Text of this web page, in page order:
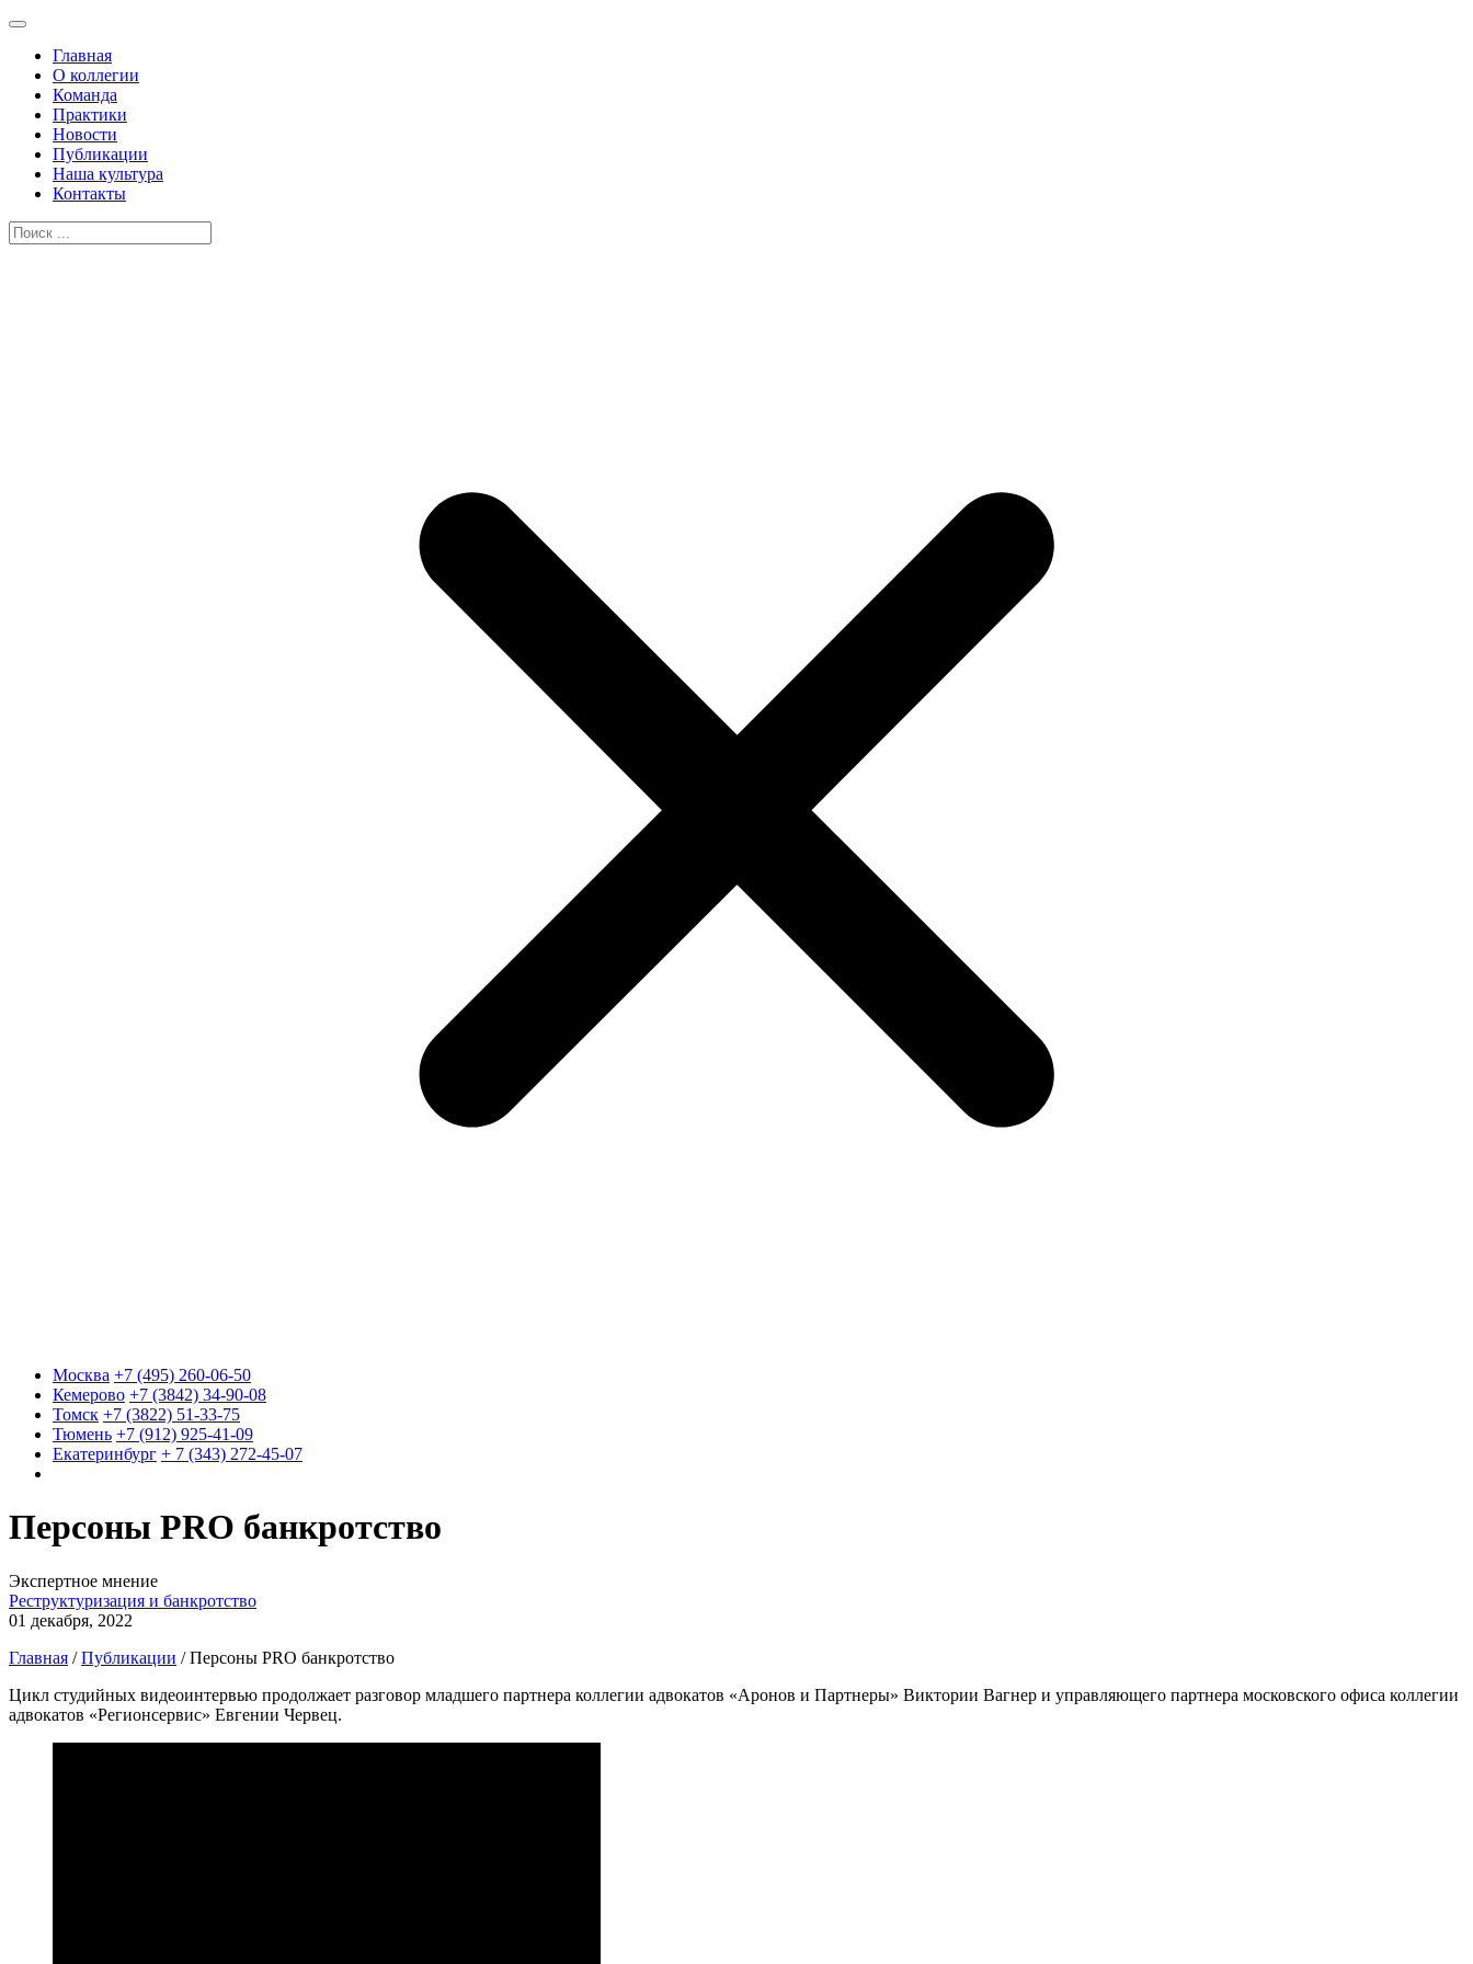
Главная
О коллегии
Команда
Практики
Новости
Публикации
Наша культура
Контакты
Москва +7 (495) 260-06-50
Кемерово +7 (3842) 34-90-08
Томск +7 (3822) 51-33-75
Тюмень +7 (912) 925-41-09
Екатеринбург + 7 (343) 272-45-07
Персоны PRO банкротство
Экспертное мнение
Реструктуризация и банкротство
01 декабря, 2022
Главная /Публикации /Персоны PRO банкротство
Цикл студийных видеоинтервью продолжает разговор младшего партнера коллегии адвокатов «Аронов и Партнеры» Виктории Вагнер и управляющего партнера московского офиса коллегии
адвокатов «Регионсервис» Евгении Червец.